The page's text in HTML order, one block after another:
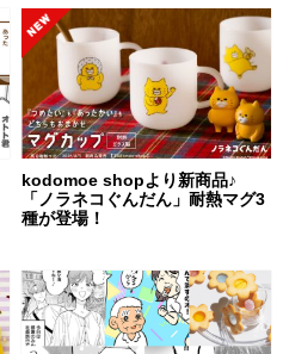
kodomoe shopより新商品♪
「ノラネコぐんだん」耐熱マグ3
種が登場！